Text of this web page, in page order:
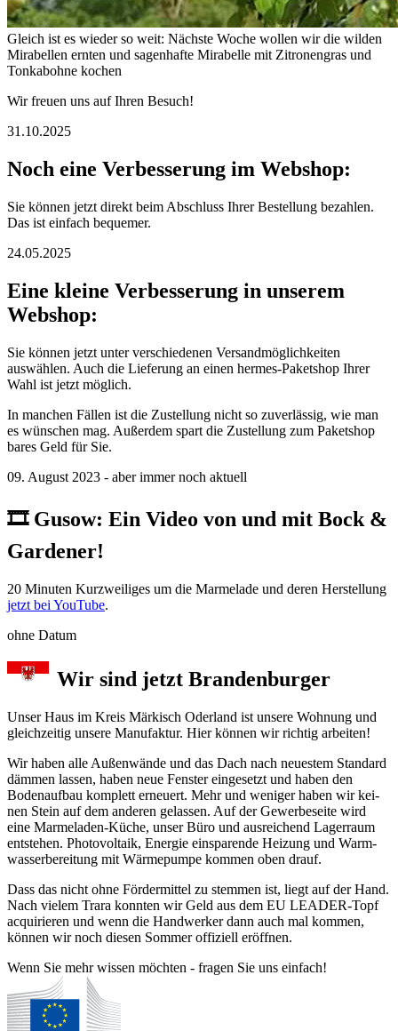
Gleich ist es wieder so weit: Nächste Woche wollen wir die wilden
Mirabellen ernten und sagenhafte Mirabelle mit Zitronengras und
Tonkabohne kochen
Wir freuen uns auf Ihren Besuch!
31.10.2025
Noch eine Verbesserung im Webshop:
Sie können jetzt direkt beim Abschluss Ihrer Bestellung bezahlen.
Das ist einfach bequemer.
24.05.2025
Eine kleine Verbesserung in unserem
Webshop:
Sie können jetzt unter verschiedenen Versandmöglichkeiten
auswählen. Auch die Lieferung an einen hermes-Paketshop Ihrer
Wahl ist jetzt möglich.
In manchen Fällen ist die Zustellung nicht so zuverlässig, wie man
es wünschen mag. Außerdem spart die Zustellung zum Paketshop
bares Geld für Sie.
09. August 2023 - aber immer noch aktuell
🎞️ ️Gusow: Ein Video von und mit Bock &
Gardener!
20 Minuten Kurzweiliges um die Marmelade und deren Herstellung
jetzt bei YouTube.
ohne Datum
Wir sind jetzt Brandenburger
Unser Haus im Kreis Märkisch Oder­land ist unse­re Woh­nung und
gleichzeitig unsere Manu­fak­tur. Hier können wir richtig arbeiten!
Wir haben alle Außenwände und das Dach nach neu­es­tem Stan­dard
däm­men las­sen, haben neue Fens­ter ein­ge­setzt und ha­ben den
Boden­auf­bau kom­plett er­neu­ert. Mehr und we­ni­ger ha­ben wir kei­
nen Stein auf dem an­de­ren ge­las­sen. Auf der Gewerbe­seite wird
eine Mar­me­la­den-Küche, un­ser Büro und aus­rei­chend Lager­raum
ent­ste­hen. Photo­vol­taik, Ener­gie ein­spa­ren­de Hei­zung und Warm­
was­ser­be­rei­tung mit Wärme­pum­pe kom­men oben drauf.
Dass das nicht ohne Förder­mit­tel zu stem­men ist, liegt auf der Hand.
Nach viel­em Trara konn­ten wir Geld aus dem EU LEADER-Topf
acqui­rier­en und wenn die Hand­werker dann auch mal kom­men,
kön­nen wir noch diesen Som­mer offiziell er­öff­nen.
Wenn Sie mehr wissen möchten - fragen Sie uns einfach!